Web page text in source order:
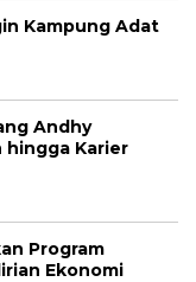
Kampung Adat
Andhy
hingga Karier
Program
Ekonomi